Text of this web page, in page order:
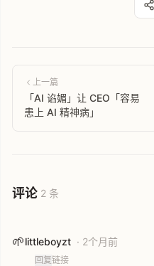
上一篇
「AI 谄媚」让 CEO「容易
患上 AI 精神病」
评论 2 条
🌱littleboyzt · 2个月前
回复链接